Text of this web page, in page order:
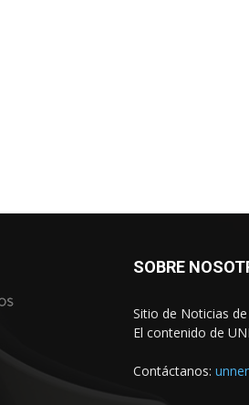
SOBRE
Sitio de Noticias
El contenido de
Contáctanos: